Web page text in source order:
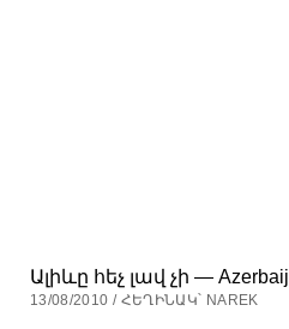
Ալիևը հեչ լավ չի —
13/08/2010 / ՀԵՂԻՆԱԿ՝ NAREK